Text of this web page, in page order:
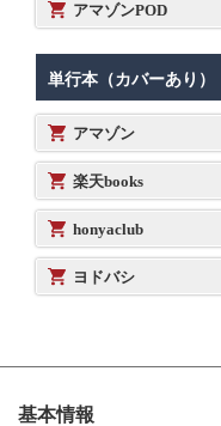
アマゾンPOD
単行本（カバーあり）
アマゾン
楽天books
honyaclub
ヨドバシ
基本情報